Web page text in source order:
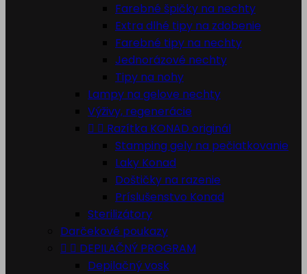
Farebné špičky na nechty
Extra dlhé tipy na zdobenie
Farebné tipy na nechty
Jednorázové nechty
Tipy na nohy
Lampy na gelove nechty
Výživy, regenerácie
  Razítka KONAD originál
Stamping gely na pečiatkovanie
Laky Konad
Doštičky na razenie
Príslušenstvo Konad
Sterilizátory
Darčekové poukazy
  DEPILAČNÝ PROGRAM
Depilačný vosk